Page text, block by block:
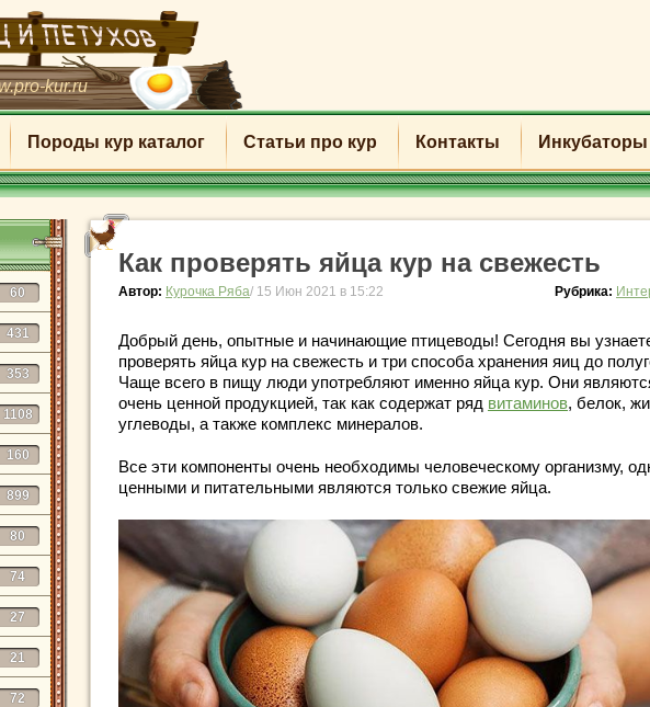
kur.ru
Породы кур каталог Статьи про кур Контакты Инкубаторы
60
431
353
1108
160
899
80
74
27
21
72
Как проверять яйца кур на свежесть
Автор: Курочка Ряба/ 15 Июн 2021 в 15:22 Рубрика:
Добрый день, опытные и начинающие птицеводы! Сегодня вы
проверять яйца кур на свежесть и три способа хранения яиц до
Чаще всего в пищу люди употребляют именно яйца кур. Они
очень ценной продукцией, так как содержат ряд витаминов, белок,
углеводы, а также комплекс минералов.
Все эти компоненты очень необходимы человеческому организму,
ценными и питательными являются только свежие яйца.